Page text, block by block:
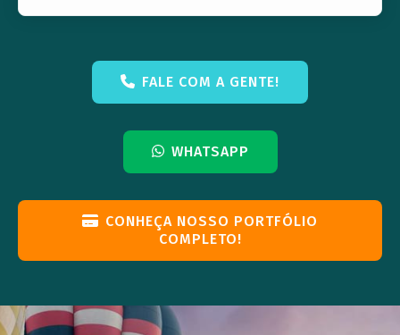
FALE COM A GENTE!
WHATSAPP
CONHEÇA NOSSO PORTFÓLIO
COMPLETO!